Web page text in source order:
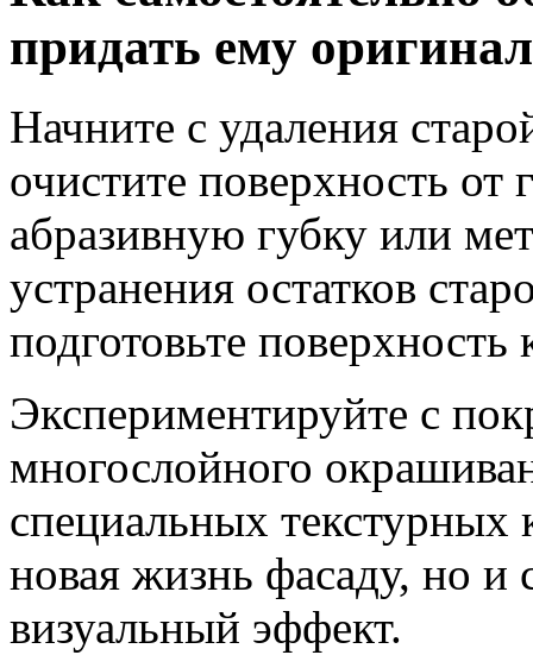
придать ему
Начните с удаления
очистите поверхность
абразивную губку или
устранения остатков
подготовьте поверхность
Экспериментируйте с
многослойного
специальных текстурных
новая жизнь фасаду, но и
визуальный эффект.